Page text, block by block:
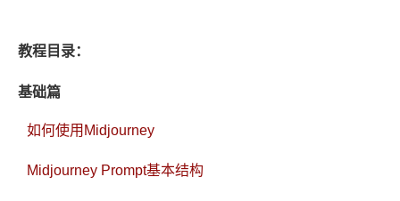
教程目录：
基础篇
如何使用Midjourney
Midjourney Prompt基本结构